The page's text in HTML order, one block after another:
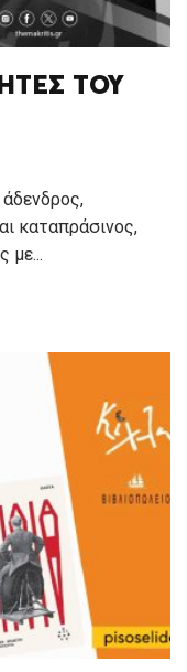
ΤΟΥ
άδενδρος,
καταπράσινος,
με...